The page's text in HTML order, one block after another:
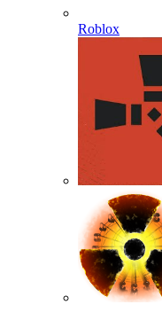
Roblox